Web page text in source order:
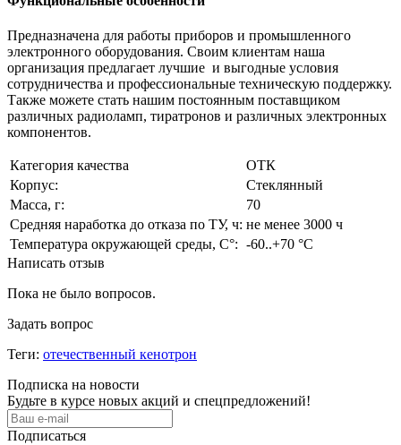
Предназначена для работы приборов и промышленного
электронного оборудования. Своим клиентам наша
организация предлагает лучшие и выгодные условия
сотрудничества и профессиональные техническую поддержку.
Также можете стать нашим постоянным поставщиком
различных радиоламп, тиратронов и различных электронных
компонентов.
Категория качества
ОТК
Корпус:
Стеклянный
Масса, г:
70
Средняя наработка до отказа по ТУ, ч: не менее 3000 ч
Температура окружающей среды, С°: -60..+70 °С
Написать отзыв
Пока не было вопросов.
Задать вопрос
Теги: отечественный кенотрон
Подписка на новости
Будьте в курсе новых акций и спецпредложений!
Подписаться